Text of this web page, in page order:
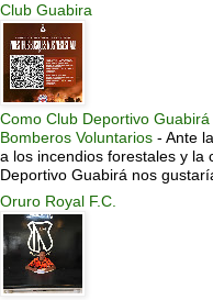
Club Guabira
Como Club Deportivo
Bomberos Voluntarios - Ante
a los incendios forestales y la
Deportivo Guabirá nos
Oruro Royal F.C.